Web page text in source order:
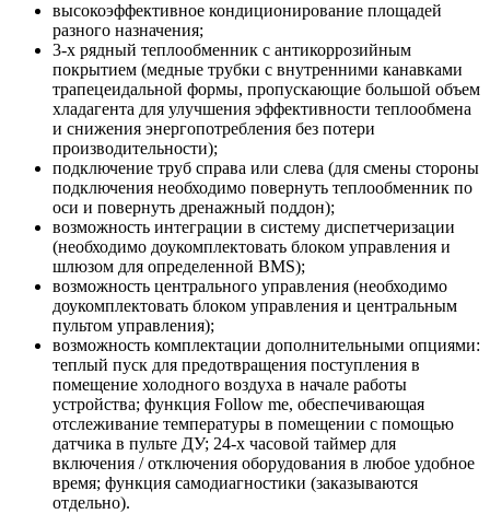
высокоэффективное кондиционирование площадей
разного назначения;
3-х рядный теплообменник с антикоррозийным
покрытием (медные трубки с внутренними канавками
трапецеидальной формы, пропускающие большой объем
хладагента для улучшения эффективности теплообмена
и снижения энергопотребления без потери
производительности);
подключение труб справа или слева (для смены стороны
подключения необходимо повернуть теплообменник по
оси и повернуть дренажный поддон);
возможность интеграции в систему диспетчеризации
(необходимо доукомплектовать блоком управления и
шлюзом для определенной BMS);
возможность центрального управления (необходимо
доукомплектовать блоком управления и центральным
пультом управления);
возможность комплектации дополнительными опциями:
теплый пуск для предотвращения поступления в
помещение холодного воздуха в начале работы
устройства; функция Follow me, обеспечивающая
отслеживание температуры в помещении с помощью
датчика в пульте ДУ; 24-х часовой таймер для
включения / отключения оборудования в любое удобное
время; функция самодиагностики (заказываются
отдельно).